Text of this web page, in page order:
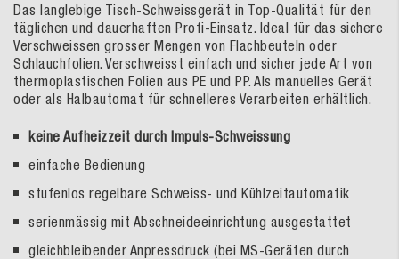
Das langlebige Tisch-Schweissgerät in Top-Qualität für den
täglichen und dauerhaften Profi-Einsatz. Ideal für das sichere
Verschweissen grosser Mengen von Flachbeuteln oder
Schlauchfolien. Verschweisst einfach und sicher jede Art von
thermoplastischen Folien aus PE und PP. Als manuelles Gerät
oder als Halbautomat für schnelleres Verarbeiten erhältlich.
keine Aufheizzeit durch Impuls-Schweissung
einfache Bedienung
stufenlos regelbare Schweiss- und Kühlzeitautomatik
serienmässig mit Abschneideeinrichtung ausgestattet
gleichbleibender Anpressdruck (bei MS-Geräten durch